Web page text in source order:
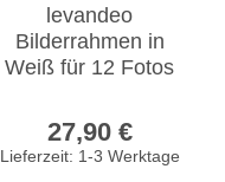
levandeo
Bilderrahmen in
Weiß für 12 Fotos
Collage
Fotorahmen
27,90 €
Lieferzeit: 1-3 Werktage